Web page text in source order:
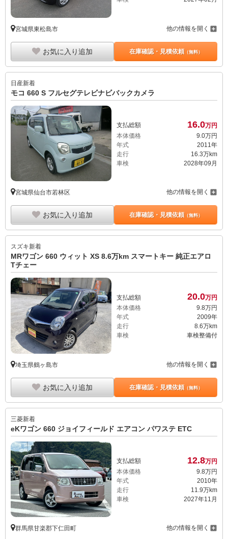
宮城県東松島市 他の情報を開く
お気に入り追加 在庫確認・見積依頼（無料）
日産新着
モコ 660 S フルセグテレビナビバックカメラ
支払総額 16.0万円
本体価格
9. 0万円
年式
2011年
走行
16.3万km
車検
2028年09月
宮城県仙台市若林区 他の情報を開く
お気に入り追加 在庫確認・見積依頼（無料）
スズキ新着
MRワゴン 660 ウィット XS 8.6万km スマートキー 純正エアロ
Tチェー
支払総額 20.0万円
本体価格
9.8万円
年式
2009年
走行
8.6万km
車検
車検整備付
埼玉県鶴ヶ島市 他の情報を開く
お気に入り追加 在庫確認・見積依頼（無料）
三菱新着
eKワゴン 660 ジョイフィールド エアコン パワステ ETC
支払総額 12.8万円
本体価格
9. 8万円
年式
2010年
走行
11.9万km
車検
2027年11月
群馬県甘楽郡下仁田町 他の情報を開く